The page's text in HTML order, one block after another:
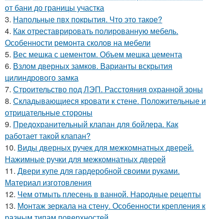
от бани до границы участка
3. Напольные пвх покрытия. Что это такое?
4. Как отреставрировать полированную мебель.
Особенности ремонта сколов на мебели
5. Вес мешка с цементом. Объем мешка цемента
6. Взлом дверных замков. Варианты вскрытия
цилиндрового замка
7. Строительство под ЛЭП. Расстояния охранной зоны
8. Складывающиеся кровати к стене. Положительные и
отрицательные стороны
9. Предохранительный клапан для бойлера. Как
работает такой клапан?
10. Виды дверных ручек для межкомнатных дверей.
Нажимные ручки для межкомнатных дверей
11. Двери купе для гардеробной своими руками.
Материал изготовления
12. Чем отмыть плесень в ванной. Народные рецепты
13. Монтаж зеркала на стену. Особенности крепления к